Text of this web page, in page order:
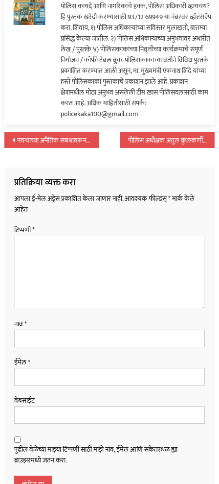
थांबले
अन्
घात
झाला…
पोलिस कायदे आणि नागरिकांचे हक्क, पोलिस अधिकारी व्हायचंय?
हि पुस्तक खरेदी करण्यासाठी 93712 69949 या नंबरवर व्हॉटसऍप
करा. शिवाय, १) पोलिस अधिकाऱ्यांच्या सविस्तर मुलाखती, बातम्या
प्रसिद्ध केल्या जातील. २) पोलिस अधिकाऱ्यांच्या अनुभवावर अधारीत
लेख / पुस्तके ४) पोलिसकाकांच्या निवृत्तीच्या कार्यक्रमाचे संपूर्ण
नियोजन / कॉफी टेबल बुक. पोलिसकाकाच्या वतीने विविध पुस्तके
प्रकाशित करण्यात आली असून, मा. मुख्यमंत्री एकनाथ शिंदे यांच्या
हस्ते पोलिसकाका पुस्तकाचे प्रकाशन झाले आहे. प्रकाशन
क्षेत्रामधील मोठा अनुभव असलेली टीम खास पोलिसदलासाठी काम
करत आहे. अधिक माहितीसाठी संपर्क:
policekaka100@gmail.com
पोस्टचे
नवऱ्याच्या अनैतिक संबंधावरून कार्यालयातच चपलेने धुलाई… पोलिस अधीक्षक अतुल कुलकर्णी यांचे कार्य कौतुकास्पद: पद्मश्री कल्याण सिंह रावत
प्रतिक्रिया व्यक्त करा
आपला ई-मेल अड्रेस प्रकाशित केला जाणार नाही.आवश्यक फील्डस्*मार्क केले
आहेत
टिप्पणी*
नाव*
ईमेल*
वेबसाईट
पुढील वेळेच्या माझ्या टिप्पणी साठी माझे नाव, ईमेल आणि संकेतस्थळ ह्या
ब्राउझरमध्ये जतन करा.